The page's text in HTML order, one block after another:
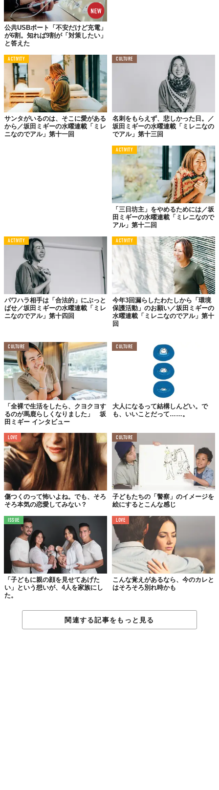
ただ、自分たちに子がいない分、まわりの子育てや教育は積極的
にサポートすると決めています。最近では貧困児童の進学費用の
支援をはじめましたが、これからも次の世代のためになにができ
るか考えていきたい次第。
結婚してもしなくても、子がいてもいなくても（他人にとやかく
いわれず）幸せに生きていける世界になってほしいと心から願っ
ています。
なので、自分の選ばなかった（選べなかった）道を歩いている人
に、石を投げたり誹謗中傷をしたりするのはやめましょう。あな
たの道が正しい（と思いたい）からといって、ほかの道が正しく
ないわけではありません。ほかの道もまた、正しい別の道なので
すから。
そんなわけで、きょうも自分仕様の「人生すごろく」を飄々と開
坂田ミギー／クリエイティブディレクター
1982年、福岡出身。広告制作会社、「博報堂ケトル」を
経て独立。デジタル、雑誌、イベントやCMなどの垣根を
越えたキャンペーンのプランニングやディレクションを担
当。数々の話題の広告を手がけ、フランス、アメリカ、シ
ンガポール、タイなどの由緒ある広告賞を受賞する日本を
代表するクリエイターのひとり。
©2019 NEW STANDARD
『旅がなければ死んでいた』
アラサー・独身・彼氏なしの三重苦を背負った女が、
仕事と恋愛に疲れて家を引き払い住所不定となり、
著：坂田ミギー 発行：KKベストセラーズ
Top image: ©
2019 NEW STANDARD
TABI LABO
この世界は、もっと広いはずだ。
公共USBポート「不安だけど充電」
が6割。知れば9割が「対策したい」
と答えた
ACTIVITY
サンタがいるのは、そこに愛がある
から／坂田ミギーの水曜連載「ミレ
ニなのでアル」第十一回
CULTURE
名刺をもらえず、悲しかった日。／
坂田ミギーの水曜連載「ミレニなの
でアル」第十三回
ACTIVITY
「三日坊主」をやめるためには／坂
田ミギーの水曜連載「ミレニなので
アル」第十二回
ACTIVITY
パワハラ相手は「合法的」にぶっと
ばせ／坂田ミギーの水曜連載「ミレ
ニなのでアル」第十四回
ACTIVITY
今年3回漏らしたわたしから「環境
保護活動」のお願い／坂田ミギーの
水曜連載「ミレニなのでアル」第十
回
CULTURE
「全裸で生活をしたら、クヨクヨす
るのが馬鹿らしくなりました」 坂
田ミギー インタビュー
CULTURE
大人になるって結構しんどい。で
も、いいことだって……。
LOVE
傷つくのって怖いよね。でも、そろ
そろ本気の恋愛してみない？
CULTURE
子どもたちの「警察」のイメージを
絵にするとこんな感じ
ISSUE
「子どもに親の顔を見せてあげた
い」という想いが、4人を家族にし
た。
LOVE
こんな覚えがあるなら、今のカレと
はそろそろ別れ時かも
関連する記事をもっと見る